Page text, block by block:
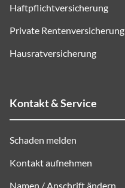
Haftpflichtversicherung
Private Rentenversicherung
Hausratversicherung
Kontakt & Service
Schaden melden
Kontakt aufnehmen
Namen / Anschrift ändern